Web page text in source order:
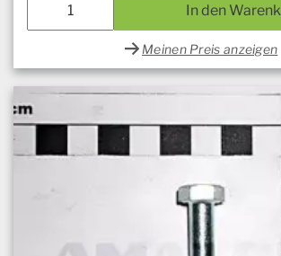
In den
Meinen Preis anzeigen